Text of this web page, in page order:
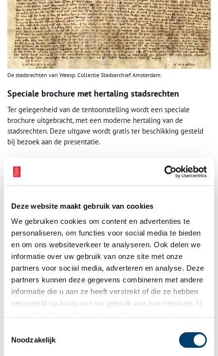
Deze website maakt gebruik van cookies
We gebruiken cookies om content en advertenties te
personaliseren, om functies voor social media te bieden
en om ons websiteverkeer te analyseren. Ook delen we
informatie over uw gebruik van onze site met onze
partners voor social media, adverteren en analyse. Deze
partners kunnen deze gegevens combineren met andere
informatie die u aan ze heeft verstrekt of die ze hebben
verzameld op basis van uw gebruik van hun services. U
Noodzakelijk
De stadsrechten van Weesp. Collectie Stadsarchief Amsterdam.
Speciale brochure met hertaling stadsrechten
Ter gelegenheid van de tentoonstelling wordt een speciale
brochure uitgebracht, met een moderne hertaling van de
stadsrechten. Deze uitgave wordt gratis ter beschikking gesteld
bij bezoek aan de presentatie.
Op dinsdag 20 mei, de herdenkingsdag van de ondertekening van
de stadsrechten, zal een groot deel van bestuurscommissie van
speciale gebeurtenis met ons vieren.
De presentatie is te zien van 3 april 2025 t/m dinsdag 20 mei
2025. Mis deze unieke kans niet om de stadsrechten te bekijken
en te ontdekken hoe Weesp is gevormd door de eeuwen heen.
Bron:Museum Weesp
Publicatiedatum: 09/04/2025
Ontvang de nieuwsbrief